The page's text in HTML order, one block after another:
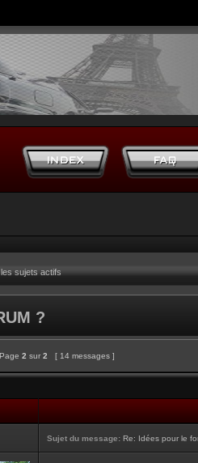
les sujets actifs
?
Page 2 sur 2 [ 14 messages ]
Sujet du message: Re: Idées pour le